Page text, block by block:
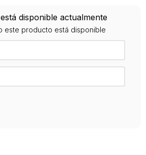
disponible actualmente
este producto está disponible